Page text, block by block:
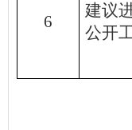
6
建议
公开